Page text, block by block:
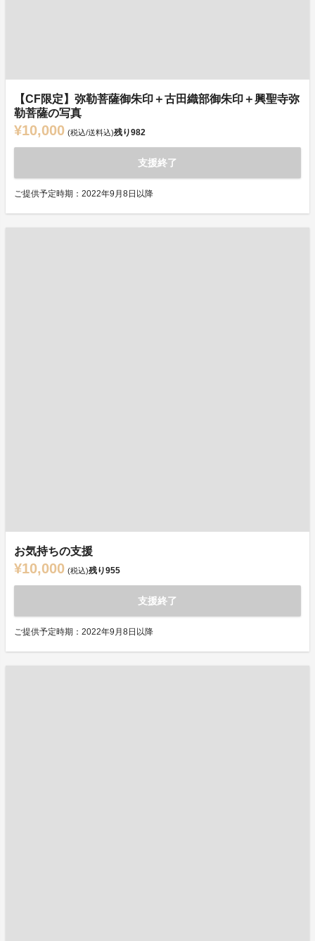
【CF限定】弥勒菩薩御朱印＋古田織部御朱印＋興聖寺弥
勒菩薩の写真
¥10,000 (税込/送料込)残り982
支援終了
ご提供予定時期：2022年9月8日以降
お気持ちの支援
¥10,000 (税込)残り955
支援終了
ご提供予定時期：2022年9月8日以降